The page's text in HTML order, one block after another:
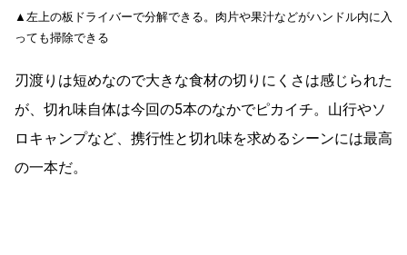
▲左上の板ドライバーで分解できる。肉片や果汁などがハンドル内に入
っても掃除できる
刃渡りは短めなので大きな食材の切りにくさは感じられた
が、切れ味自体は今回の5本のなかでピカイチ。山行やソ
ロキャンプなど、携行性と切れ味を求めるシーンには最高
の一本だ。